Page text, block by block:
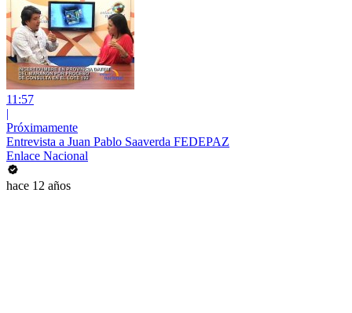
11:57
|
Próximamente
Entrevista a Juan Pablo Saaverda FEDEPAZ
Enlace Nacional
hace 12 años